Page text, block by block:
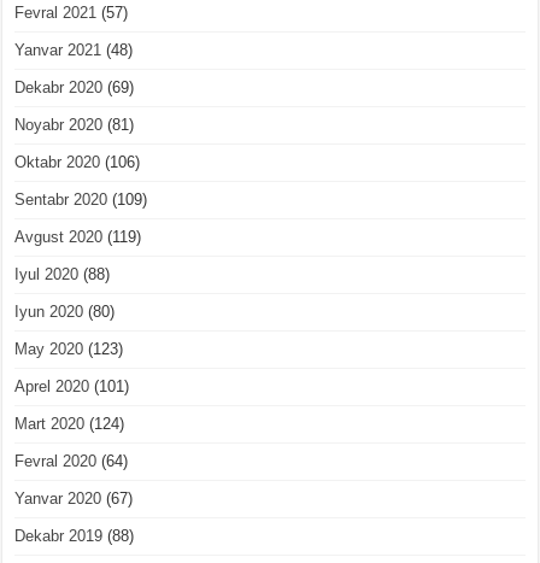
Fevral 2021 (57)
Yanvar 2021 (48)
Dekabr 2020 (69)
Noyabr 2020 (81)
Oktabr 2020 (106)
Sentabr 2020 (109)
Avgust 2020 (119)
Iyul 2020 (88)
Iyun 2020 (80)
May 2020 (123)
Aprel 2020 (101)
Mart 2020 (124)
Fevral 2020 (64)
Yanvar 2020 (67)
Dekabr 2019 (88)